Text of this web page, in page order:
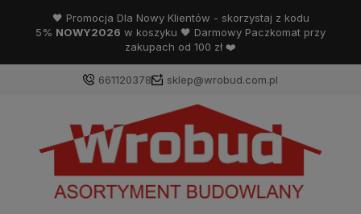
🖤 Promocja Dla Nowy Klientów - skorzystaj z kodu
5% NOWY2026 w koszyku 🖤 Darmowy Paczkomat przy
zakupach od 100 zł ❤️
661120378 sklep@wrobud.com.pl